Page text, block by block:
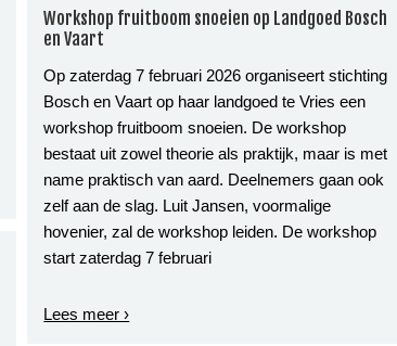
Workshop fruitboom snoeien op Landgoed Bosch
en Vaart
Op zaterdag 7 februari 2026 organiseert stichting
Bosch en Vaart op haar landgoed te Vries een
workshop fruitboom snoeien. De workshop
bestaat uit zowel theorie als praktijk, maar is met
name praktisch van aard. Deelnemers gaan ook
zelf aan de slag. Luit Jansen, voormalige
hovenier, zal de workshop leiden. De workshop
start zaterdag 7 februari
Lees meer ›